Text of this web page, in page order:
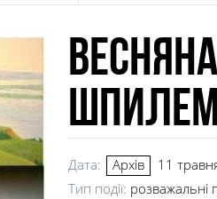
Дата: Архів
11
Тип події: розважальні